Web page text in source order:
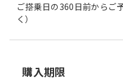
ご搭乗日の360日前からご
く）
購入期限